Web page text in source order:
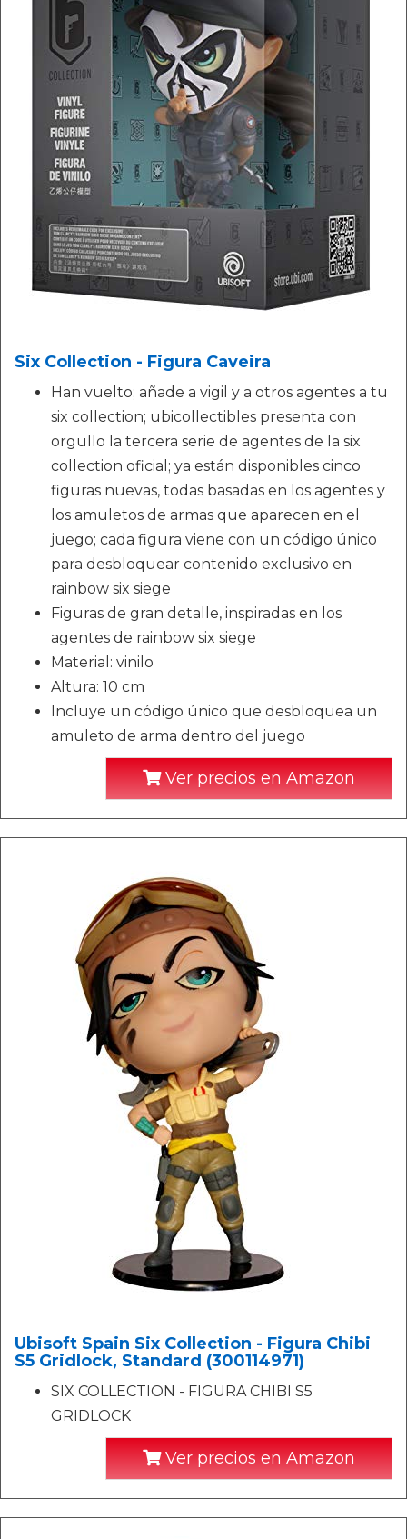
Six Collection - Figura Caveira
Han vuelto; añade a vigil y a otros agentes a tu
six collection; ubicollectibles presenta con
orgullo la tercera serie de agentes de la six
collection oficial; ya están disponibles cinco
figuras nuevas, todas basadas en los agentes y
los amuletos de armas que aparecen en el
juego; cada figura viene con un código único
para desbloquear contenido exclusivo en
rainbow six siege
Figuras de gran detalle, inspiradas en los
agentes de rainbow six siege
Material: vinilo
Altura: 10 cm
Incluye un código único que desbloquea un
amuleto de arma dentro del juego
Ver precios en Amazon
Ubisoft Spain Six Collection - Figura Chibi
S5 Gridlock, Standard (300114971)
SIX COLLECTION - FIGURA CHIBI S5
GRIDLOCK
Ver precios en Amazon